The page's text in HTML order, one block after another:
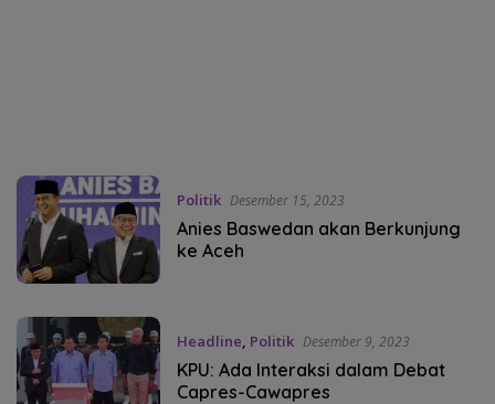
Politik Desember 15, 2023
Anies Baswedan akan Berkunjung
ke Aceh
Headline, Politik Desember 9, 2023
KPU: Ada Interaksi dalam Debat
Capres-Cawapres